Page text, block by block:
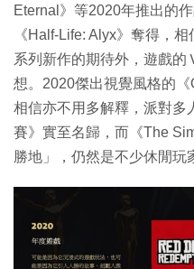
Eternal》等2020年推出的
《Half-Life: Alyx》奪得，
系列新作的期待外，遊戲的
想。2020傑出視覺風格的《
相信亦不用多解釋，派對多
賽》實至名歸，而《The
勝地」，仍然是不少休閒玩